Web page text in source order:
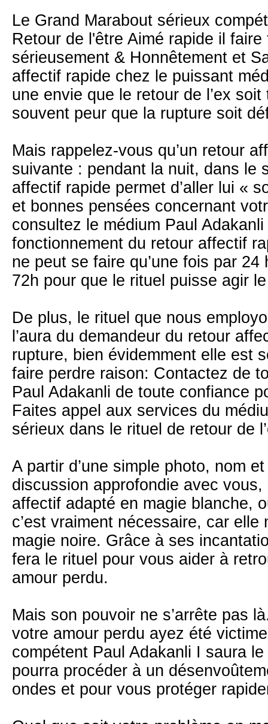
Le Grand Marabout sérieux
Retour de l'être Aimé rapide il
sérieusement & Honnêtement et
affectif rapide chez le puissant
une envie que le retour de l’ex
souvent peur que la rupture soit
Mais rappelez-vous qu’un retour
suivante : pendant la nuit, dans le
affectif rapide permet d’aller lui «
et bonnes pensées concernant
consultez le médium Paul
fonctionnement du retour affectif
ne peut se faire qu’une fois par
72h pour que le rituel puisse agir
De plus, le rituel que nous
l’aura du demandeur du retour
rupture, bien évidemment elle est
faire perdre raison: Contactez de
Paul Adakanli de toute confiance
Faites appel aux services du
sérieux dans le rituel de retour de
A partir d’une simple photo, nom
discussion approfondie avec
affectif adapté en magie blanche,
c’est vraiment nécessaire, car
magie noire. Grâce à ses
fera le rituel pour vous aider à
amour perdu.
Mais son pouvoir ne s’arrête pas
votre amour perdu ayez été
compétent Paul Adakanli I saura
pourra procéder à un
ondes et pour vous protéger